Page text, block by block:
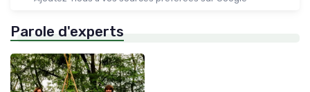
Parole d'experts